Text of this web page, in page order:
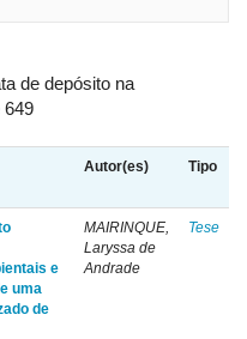
de depósito na
649
Autor(es) Tipo
e
uma
de
MAIRINQUE,
Laryssa de
Andrade
Tese